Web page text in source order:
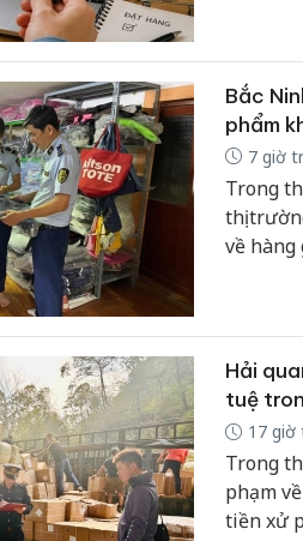
hiệu lực
Bắc
phẩm
7 giờ
Trong
thị
về hàng
Hải
tuệ
17 giờ
Trong
phạm
tiền xử